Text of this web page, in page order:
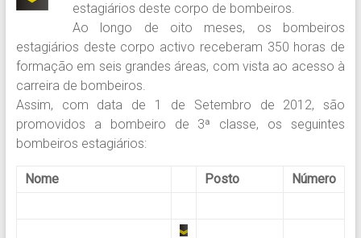
estagiários deste corpo de bombeiros.
Ao longo de oito meses, os bombeiros
estagiários deste corpo activo receberam 350 horas de
formação em seis grandes áreas, com vista ao acesso à
carreira de bombeiros.
Assim, com data de 1 de Setembro de 2012, são
promovidos a bombeiro de 3ª classe, os seguintes
bombeiros estagiários:
Nome Posto
Número